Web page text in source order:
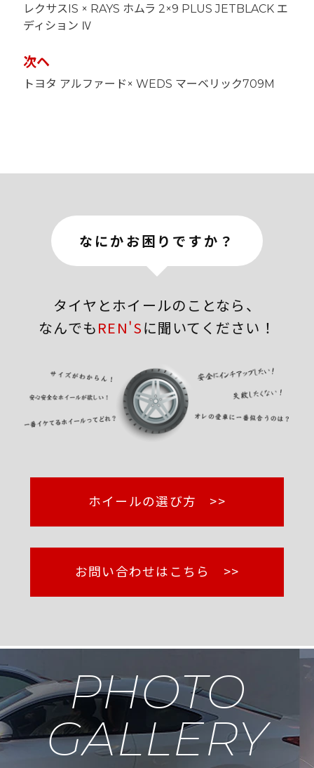
ナ
ビ
ー
シ
ョ
レクサスIS × RAYS ホムラ 2×9 PLUS JETBLACK エ
ディション Ⅳ
次ヘ
トヨタ アルファード× WEDS マーベリック709M
なにかお困りですか？
タイヤとホイールのことなら、
なんでもREN'Sに聞いてください！
ホイールの選び方 >>
お問い合わせはこちら >>
PHOTO
GALLERY